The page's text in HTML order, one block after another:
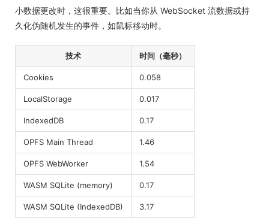
小数据更改时，这很重要。比如当你从 WebSocket 流数据或持
久化伪随机发生的事件，如鼠标移动时。
技术 时间（毫秒）
Cookies 0.058
LocalStorage 0.017
IndexedDB 0.17
OPFS Main Thread 1.46
OPFS WebWorker 1.54
WASM SQLite (memory) 0.17
WASM SQLite (IndexedDB) 3.17